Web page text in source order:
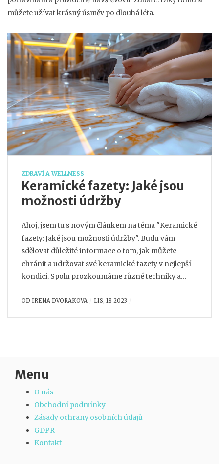
můžete užívat krásný úsměv po dlouhá léta.
ZDRAVÍ A WELLNESS
Keramické fazety: Jaké jsou
možnosti údržby
Ahoj, jsem tu s novým článkem na téma "Keramické
fazety: Jaké jsou možnosti údržby". Budu vám
sdělovat důležité informace o tom, jak můžete
chránit a udržovat své keramické fazety v nejlepší
kondici. Spolu prozkoumáme různé techniky a
čisté a zdravé. Zjistíte, že údržba keramických fazet
OD IRENA DVORAKOVA LIS, 18 2023
Menu
O nás
Obchodní podmínky
Zásady ochrany osobních údajů
GDPR
Kontakt